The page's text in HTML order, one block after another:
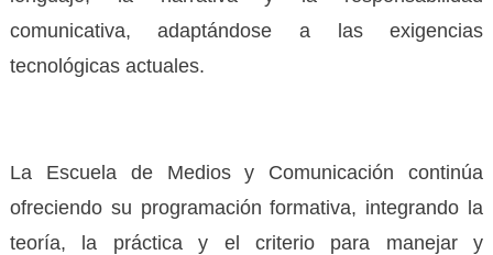
comunicativa, adaptándose a las exigencias
tecnológicas actuales.
La Escuela de Medios y Comunicación continúa
ofreciendo su programación formativa, integrando la
teoría, la práctica y el criterio para manejar y